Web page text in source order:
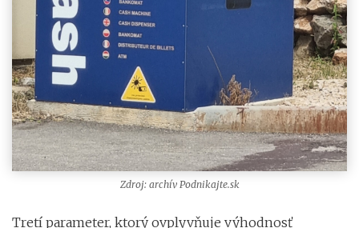
Zdroj: archív Podnikajte.sk
Tretí parameter, ktorý ovplyvňuje výhodnosť